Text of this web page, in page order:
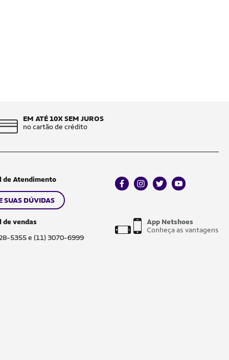
EM ATÉ 10X SEM JUROS
no cartão de crédito
de Atendimento
SUAS DÚVIDAS
de vendas
5355 e (11) 3070-6999
facebookinstagram
twitteryoutube
App Netshoes
Conheça as vantagens